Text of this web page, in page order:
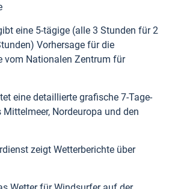
eine 5-tägige (alle 3 Stunden für 2
Vorhersage für die
vom Nationalen Zentrum für
eine detaillierte grafische 7-Tage-
Nordeuropa und den
zeigt Wetterberichte über